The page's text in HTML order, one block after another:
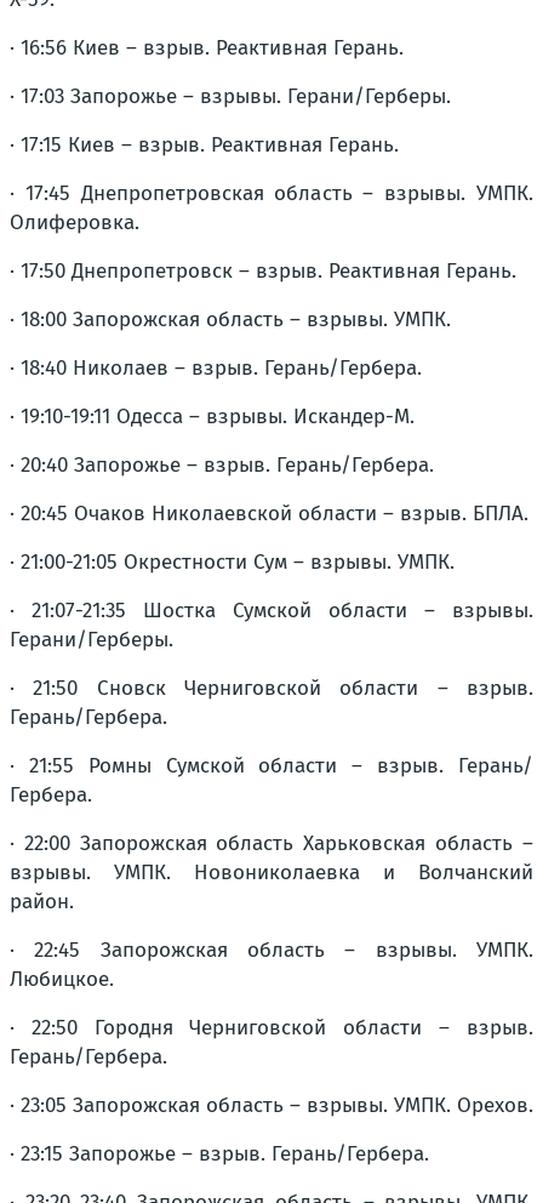
· 16:56 Киев – взрыв. Реактивная Герань.
· 17:03 Запорожье – взрывы. Герани/Герберы.
· 17:15 Киев – взрыв. Реактивная Герань.
· 17:45 Днепропетровская область – взрывы. УМПК.
Олиферовка.
· 17:50 Днепропетровск – взрыв. Реактивная Герань.
· 18:00 Запорожская область – взрывы. УМПК.
· 18:40 Николаев – взрыв. Герань/Гербера.
· 19:10-19:11 Одесса – взрывы. Искандер-М.
· 20:40 Запорожье – взрыв. Герань/Гербера.
· 20:45 Очаков Николаевской области – взрыв. БПЛА.
· 21:00-21:05 Окрестности Сум – взрывы. УМПК.
· 21:07-21:35 Шостка Сумской области – взрывы.
Герани/Герберы.
· 21:50 Сновск Черниговской области – взрыв.
Герань/Гербера.
· 21:55 Ромны Сумской области – взрыв. Герань/
Гербера.
· 22:00 Запорожская область Харьковская область –
взрывы. УМПК. Новониколаевка и Волчанский
район.
· 22:45 Запорожская область – взрывы. УМПК.
Любицкое.
· 22:50 Городня Черниговской области – взрыв.
Герань/Гербера.
· 23:05 Запорожская область – взрывы. УМПК. Орехов.
· 23:15 Запорожье – взрыв. Герань/Гербера.